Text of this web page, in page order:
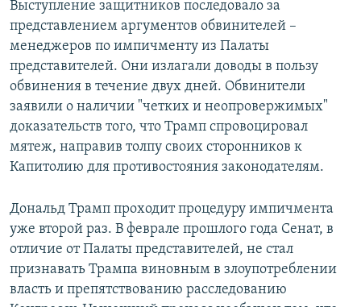
Выступление защитников последовало за
представлением аргументов обвинителей –
менеджеров по импичменту из Палаты
представителей. Они излагали доводы в пользу
обвинения в течение двух дней. Обвинители
заявили о наличии "четких и неопровержимых"
доказательств того, что Трамп спровоцировал
мятеж, направив толпу своих сторонников к
Капитолию для противостояния законодателям.
Дональд Трамп проходит процедуру импичмента
уже второй раз. В феврале прошлого года Сенат, в
отличие от Палаты представителей, не стал
признавать Трампа виновным в злоупотреблении
власть и препятствованию расследованию